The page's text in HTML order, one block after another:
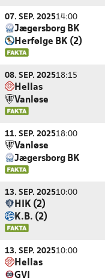
07. SEP. 202514:00
Jægersborg BK
Herfølge BK (2)
08. SEP. 202518:15
Hellas
Vanløse
11. SEP. 202518:00
Vanløse
Jægersborg BK
13. SEP. 202510:00
HIK (2)
K.B. (2)
13. SEP. 202510:00
Hellas
GVI